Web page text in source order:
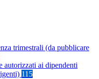
trimestrali (da pubblicare
autorizzati ai dipendenti
115